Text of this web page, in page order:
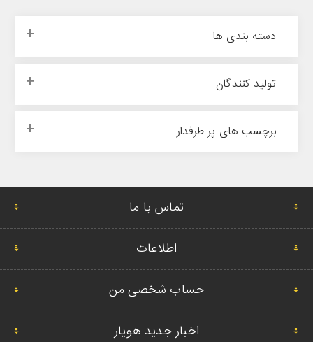
دسته بندی ها
تولید کنندگان
برچسب های پر طرفدار
تماس با ما
اطلاعات
حساب شخصی من
اخبار جدید هویار